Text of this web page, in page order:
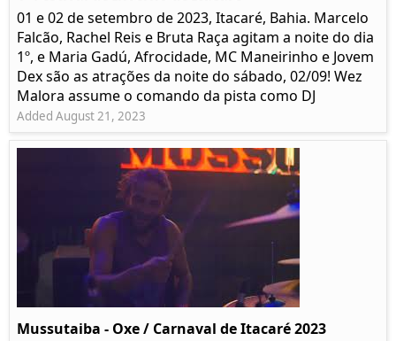
01 e 02 de setembro de 2023, Itacaré, Bahia. Marcelo
Falcão, Rachel Reis e Bruta Raça agitam a noite do dia
1º, e Maria Gadú, Afrocidade, MC Maneirinho e Jovem
Dex são as atrações da noite do sábado, 02/09! Wez
Malora assume o comando da pista como DJ
Added August 21, 2023
Mussutaiba - Oxe / Carnaval de Itacaré 2023